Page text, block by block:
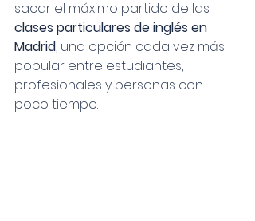
sacar el máximo partido de las
clases particulares de inglés en
Madrid, una opción cada vez más
popular entre estudiantes,
profesionales y personas con
poco tiempo.